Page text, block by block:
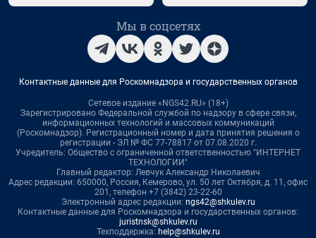
Мы в соцсетях
Контактные данные для Роскомнадзора и государственных органов
Сетевое издание «NGS42.RU» (18+)
Зарегистрировано Федеральной службой по надзору в сфере связи,
информационных технологий и массовых коммуникаций
(Роскомнадзор). Регистрационный номер и дата принятия решения о
регистрации - ЭЛ № ФС 77-78817 от 07.08.2020 г.
Учредитель: Общество с ограниченной ответственностью "ИНТЕРНЕТ
ТЕХНОЛОГИИ"
Главный редактор: Левчук Александр Николаевич
Адрес редакции: 650000, Россия, Кемерово, ул. 50 лет Октября, д. 11, офис
201, телефон +7 (3842) 23-22-60
Электронный адрес редакции: ngs42@shkulev.ru
Контактные данные для Роскомнадзора и государственных органов:
juristnsk@shkulev.ru
Техподдержка: help@shkulev.ru